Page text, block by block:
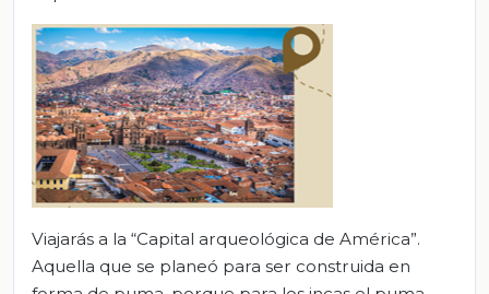
Viajarás a la “Capital arqueológica de América”.
Aquella que se planeó para ser construida en